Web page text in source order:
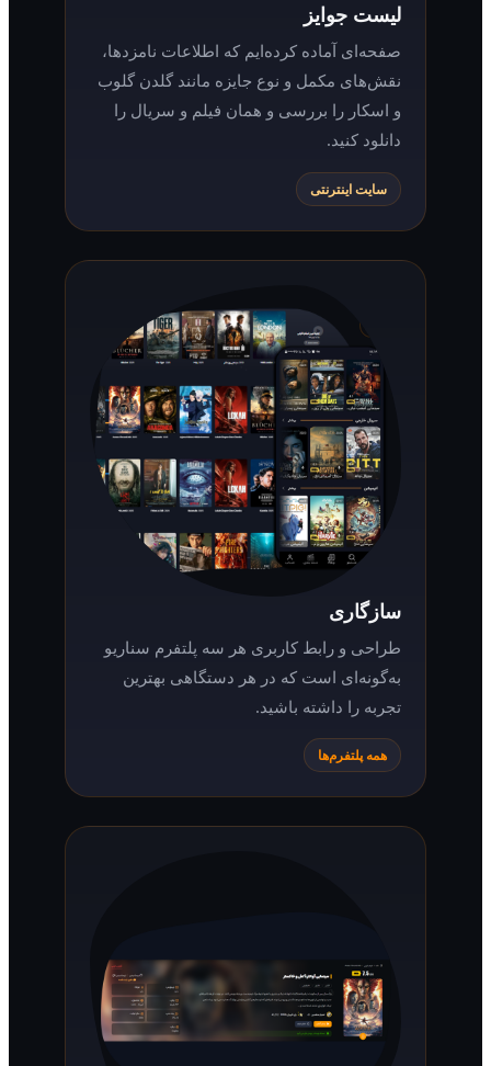
لیست جوایز
صفحه‌ای آماده کرده‌ایم که اطلاعات نامزدها،
نقش‌های مکمل و نوع جایزه مانند گلدن گلوب
و اسکار را بررسی و همان فیلم و سریال را
سایت اینترنتی
طراحی و رابط کاربری هر سه پلتفرم سناریو
به‌گونه‌ای است که در هر دستگاهی بهترین
تجربه را داشته باشید.
همه پلتفرم‌ها